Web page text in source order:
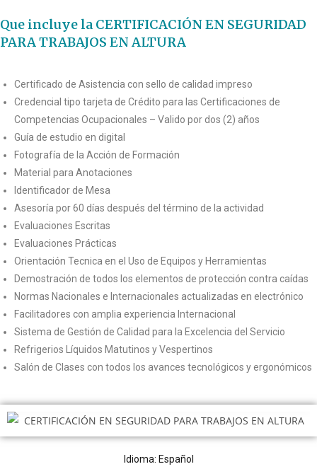
Que incluye la CERTIFICACIÓN EN SEGURIDAD
PARA TRABAJOS EN ALTURA
Certificado de Asistencia con sello de calidad impreso
Credencial tipo tarjeta de Crédito para las Certificaciones de
Competencias Ocupacionales – Valido por dos (2) años
Guía de estudio en digital
Fotografía de la Acción de Formación
Material para Anotaciones
Identificador de Mesa
Asesoría por 60 días después del término de la actividad
Evaluaciones Escritas
Evaluaciones Prácticas
Orientación Tecnica en el Uso de Equipos y Herramientas
Demostración de todos los elementos de protección contra caídas
Normas Nacionales e Internacionales actualizadas en electrónico
Facilitadores con amplia experiencia Internacional
Sistema de Gestión de Calidad para la Excelencia del Servicio
Refrigerios Líquidos Matutinos y Vespertinos
Salón de Clases con todos los avances tecnológicos y ergonómicos
Idioma: Español